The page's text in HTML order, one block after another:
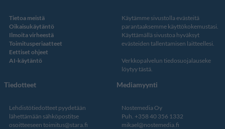
Tietoa meistä
Oikaisukäytäntö
Ilmoita virheestä
Toimitusperiaatteet
Eettiset ohjeet
AI-käytäntö
Käytämme sivustolla evästeitä
parantaaksemme käyttökokemustasi.
Käyttämällä sivustoa hyväksyt
evästeiden tallentamisen laitteellesi.
Verkkopalvelun tiedosuojalauseke
löytyy tästä.
Tiedotteet
Lehdistötiedotteet pyydetään
lähettämään sähköpostitse
osoitteeseen toimitus@stara.fi
Mediamyynti
Nostemedia Oy
Puh. +358 40 356 1332
mikael@nostemedia.fi